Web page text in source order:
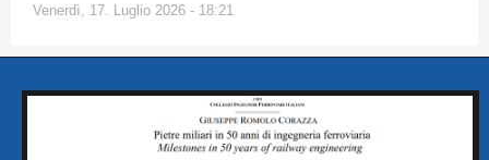
Venerdì, 17. Luglio 2026 - 18:21